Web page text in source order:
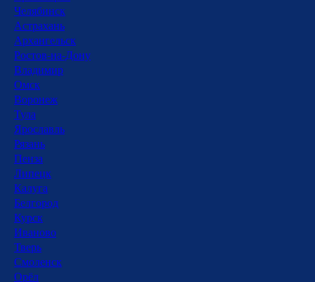
Челябинск
Астрахань
Архангельск
Ростов-на-Дону
Владимир
Омск
Воронеж
Тула
Ярославль
Рязань
Пенза
Липецк
Калуга
Белгород
Курск
Иваново
Тверь
Смоленск
Орёл